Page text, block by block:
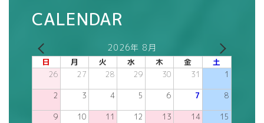
CALENDAR
2026年 8月
日 月 火 水 木 金 土
26 27 28 29 30 31 1
2 3 4 5 6 7 8
9 10 11 12 13 14 15